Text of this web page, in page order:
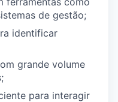
de gestão;
identificar
grande volume
para interagir